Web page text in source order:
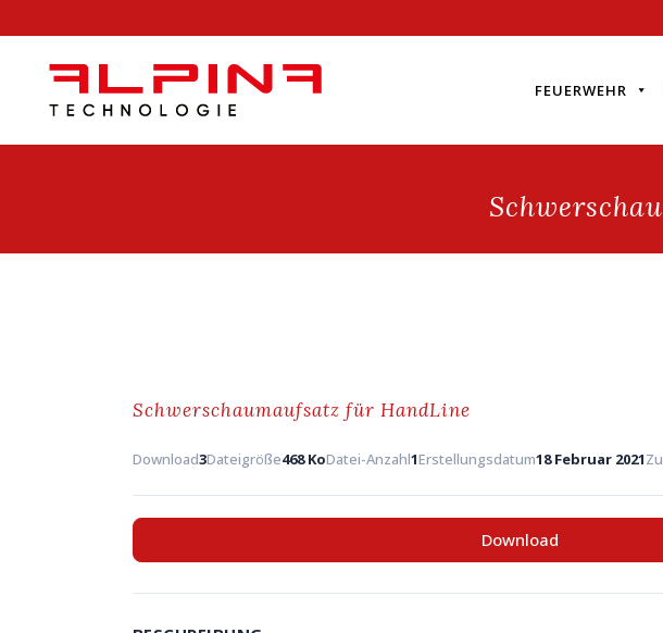
FEUERWEHR
Schwerschaumaufsatz für HandLine
Download3Dateigröße468 KoDatei-Anzahl1Erstellungsdatum18 Februar 2021
Download